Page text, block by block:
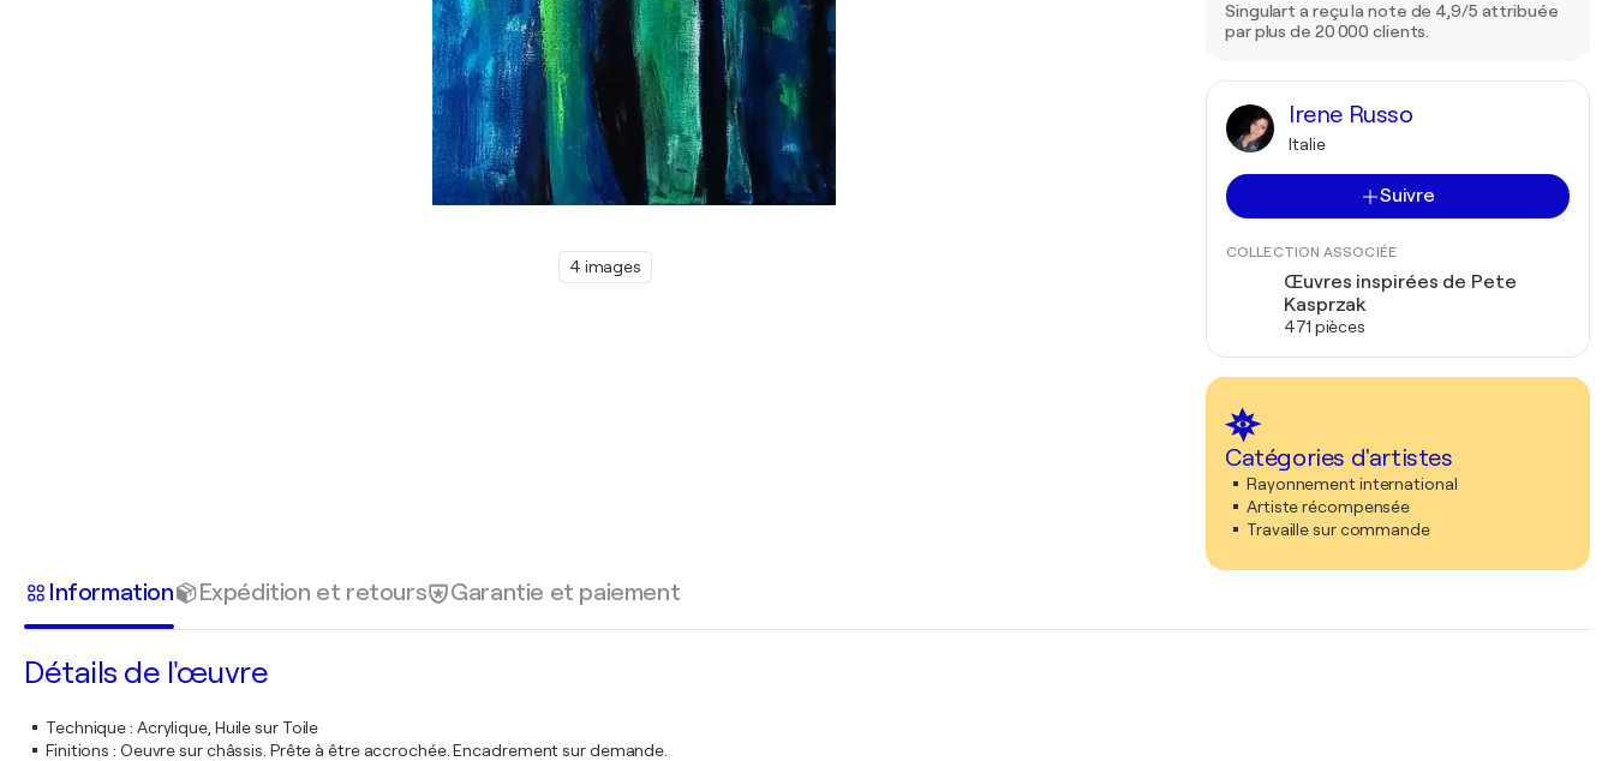
4 images
Singulart a reçu la note de 4,9/5 attribuée
par plus de 20 000 clients.
Irene Russo
Italie
Suivre
COLLECTION ASSOCIÉE
Œuvres inspirées de Pete
Kasprzak
471 pièces
Catégories d'artistes
Rayonnement international
Artiste récompensée
Travaille sur commande
Information Expédition et retours Garantie et paiement
Détails de l'œuvre
Technique: Acrylique, Huile sur Toile
Finitions : Oeuvre sur châssis. Prête à être accrochée. Encadrement sur demande.